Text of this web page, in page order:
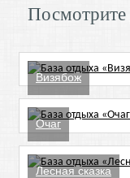
Посмотрите
Визябож
Очаг
Лесная сказка